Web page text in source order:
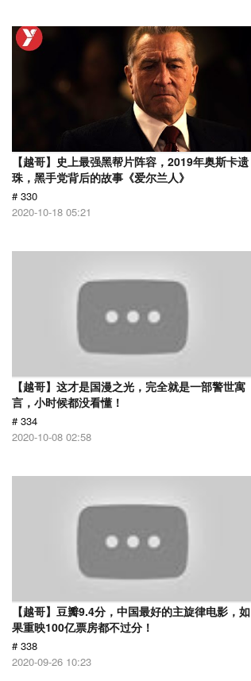
【越哥】史上最强黑帮片阵容，2019年奥斯卡遗
珠，黑手党背后的故事《爱尔兰人》
# 330
2020-10-18 05:21
【越哥】这才是国漫之光，完全就是一部警世寓
言，小时候都没看懂！
# 334
2020-10-08 02:58
【越哥】豆瓣9.4分，中国最好的主旋律电影，如
果重映100亿票房都不过分！
# 338
2020-09-26 10:23